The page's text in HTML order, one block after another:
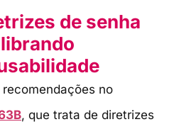
de senha
no
, que trata de diretrizes